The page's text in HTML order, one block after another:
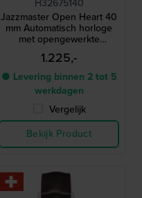
Jazzmaster Open Heart 40
mm Automatisch horloge
met opengewerkte
wijzerplaat
1.225,-
● Levering binnen 2 tot 5
werkdagen
Vergelijk
Bekijk Product